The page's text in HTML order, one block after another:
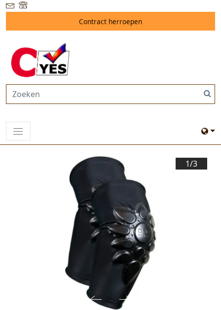
Contract herroepen
1/3